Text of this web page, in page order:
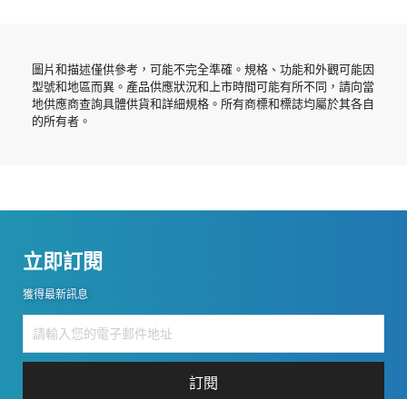
圖片和描述僅供參考，可能不完全準確。規格、功能和外觀可能因
型號和地區而異。產品供應狀況和上市時間可能有所不同，請向當
地供應商查詢具體供貨和詳細規格。所有商標和標誌均屬於其各自
的所有者。
立即訂閱
獲得最新訊息
訂閱